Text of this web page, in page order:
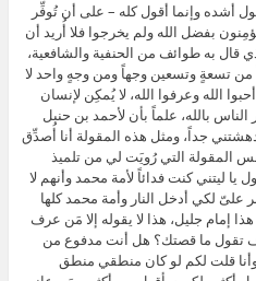
أشده وإنما أقول كله – على أن تُوفِّر
بفضل الله ولم يخرجوا فلا أُريد أن
قال به طوائف من الحنفية والشافعية،
من تسعةٍ وتسعين وجهاً ومن وجهٍ واحد لا
الله وعرفوا الله، لا يُمكِن لإنسان
بالله، علماً بأن لأحمد بن حنبل
جداً، ومثل هذه المقولة أنا أُصدِّق
المقولة التي رُويَت لي من تلميذ
يا ليتني كنت فدائاً لأمة محمد وأنهم لا
علىّ لكي أدخل النار وأمة محمد كلها
إمام جليل، هذا لا يقوله إلا مَن عرف
تقول ما قصتك؟ هل أنت مدفوع من
وأنا قلت لكم لو كان منطقي منطق